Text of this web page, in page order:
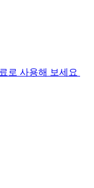
로 사용해 보세요